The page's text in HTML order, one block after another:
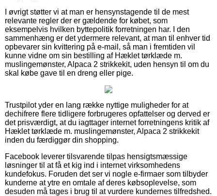
I øvrigt støtter vi at man er hensynstagende til de mest
relevante regler der er gældende for købet, som
eksempelvis hvilken byttepolitik forretningen har. I den
sammenhæng er det ydermere relevant, at man til enhver tid
opbevarer sin kvittering på e-mail, så man i fremtiden vil
kunne vidne om sin bestilling af Hæklet tørklæde m.
muslingemønster, Alpaca 2 strikkekit, uden hensyn til om du
skal købe gave til en dreng eller pige.
Trustpilot yder en lang række nyttige muligheder for at
dechifrere flere tidligere forbrugeres opfattelser og derved er
det prisværdigt, at du iagttager internet forretningens kritik af
Hæklet tørklæde m. muslingemønster, Alpaca 2 strikkekit
inden du færdiggør din shopping.
Facebook leverer tilsvarende tilpas hensigtsmæssige
løsninger til at få et kig ind i internet virksomhedens
kundefokus. Foruden det ser vi nogle e-firmaer som tilbyder
kunderne at ytre en omtale af deres købsoplevelse, som
desuden må tages i brug til at vurdere kundernes tilfredshed.